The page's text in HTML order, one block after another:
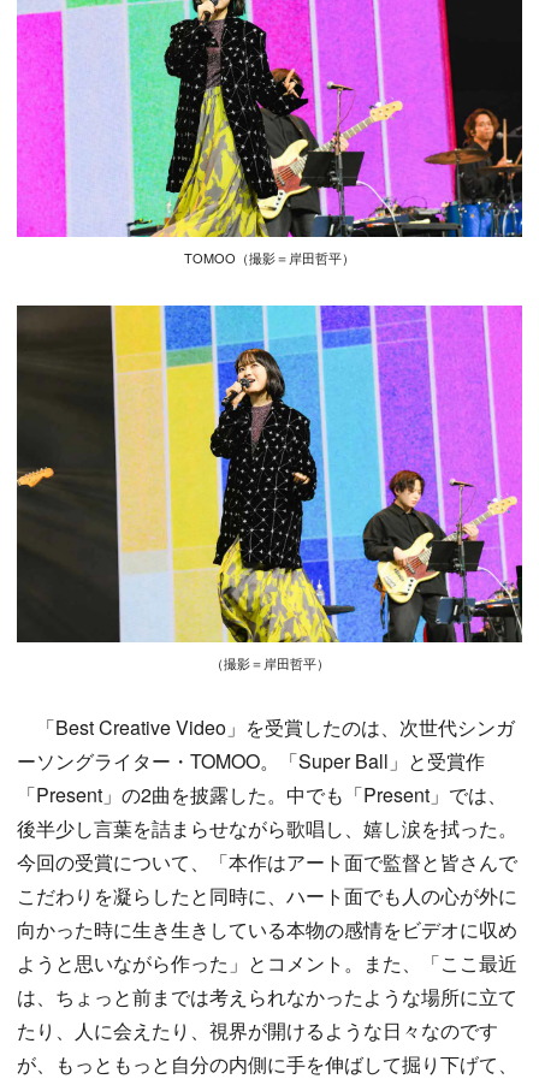
TOMOO（撮影＝岸田哲平）
（撮影＝岸田哲平）
「Best Creative Video」を受賞したのは、次世代シンガ
ーソングライター・TOMOO。「Super Ball」と受賞作
「Present」の2曲を披露した。中でも「Present」では、
後半少し言葉を詰まらせながら歌唱し、嬉し涙を拭った。
今回の受賞について、「本作はアート面で監督と皆さんで
こだわりを凝らしたと同時に、ハート面でも人の心が外に
向かった時に生き生きしている本物の感情をビデオに収め
ようと思いながら作った」とコメント。また、「ここ最近
は、ちょっと前までは考えられなかったような場所に立て
たり、人に会えたり、視界が開けるような日々なのです
が、もっともっと自分の内側に手を伸ばして掘り下げて、